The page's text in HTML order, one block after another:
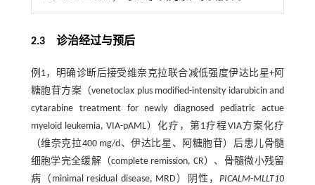
2.3 诊治经过与预后
例1，明确诊断后接受维奈克拉联合减低强度伊达比星+阿
糖胞苷方案（venetoclax plus modified-intensity idarubicin and
cytarabine treatment for newly diagnosed pediatric actue
myeloid leukemia, VIA-pAML）化疗，第1疗程VIA方案化疗
（维奈克拉400 mg/d、伊达比星、阿糖胞苷）后患儿骨髓
细胞学完全缓解（complete remission, CR）、骨髓微小残留
病（minimal residual disease, MRD）阴性，PICALM-MLLT10